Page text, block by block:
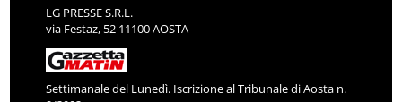
LG PRESSE S.R.L.
via Festaz, 52 11100 AOSTA
Settimanale del Lunedì. Iscrizione al Tribunale di Aosta n.